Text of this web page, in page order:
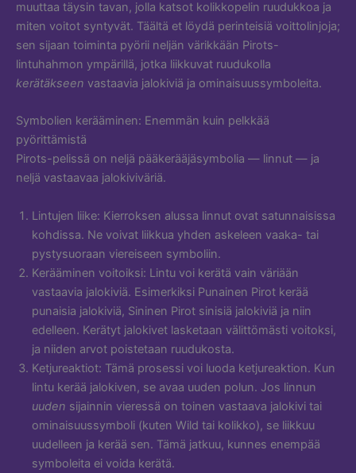
muuttaa täysin tavan, jolla katsot kolikkopelin ruudukkoa ja
miten voitot syntyvät. Täältä et löydä perinteisiä voittolinjoja;
sen sijaan toiminta pyörii neljän värikkään Pirots-
lintuhahmon ympärillä, jotka liikkuvat ruudukolla
kerätäkseen vastaavia jalokiviä ja ominaisuussymboleita.
Symbolien kerääminen: Enemmän kuin pelkkää
pyörittämistä
Pirots-pelissä on neljä pääkerääjäsymbolia — linnut — ja
neljä vastaavaa jalokiviväriä.
Lintujen liike: Kierroksen alussa linnut ovat satunnaisissa
kohdissa. Ne voivat liikkua yhden askeleen vaaka- tai
pystysuoraan viereiseen symboliin.
Kerääminen voitoiksi: Lintu voi kerätä vain väriään
vastaavia jalokiviä. Esimerkiksi Punainen Pirot kerää
punaisia jalokiviä, Sininen Pirot sinisiä jalokiviä ja niin
edelleen. Kerätyt jalokivet lasketaan välittömästi voitoksi,
ja niiden arvot poistetaan ruudukosta.
Ketjureaktiot: Tämä prosessi voi luoda ketjureaktion. Kun
lintu kerää jalokiven, se avaa uuden polun. Jos linnun
uuden sijainnin vieressä on toinen vastaava jalokivi tai
ominaisuussymboli (kuten Wild tai kolikko), se liikkuu
uudelleen ja kerää sen. Tämä jatkuu, kunnes enempää
symboleita ei voida kerätä.